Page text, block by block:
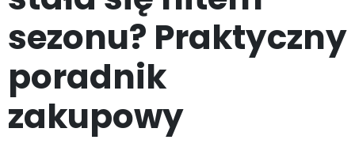
sezonu? Praktyczny
poradnik
zakupowy